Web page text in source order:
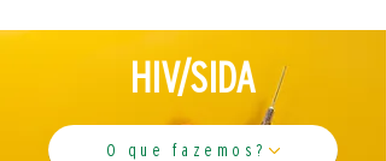
HIV/SIDA
O que fazemos?